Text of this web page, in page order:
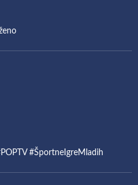
#ŠportneIgreMladih